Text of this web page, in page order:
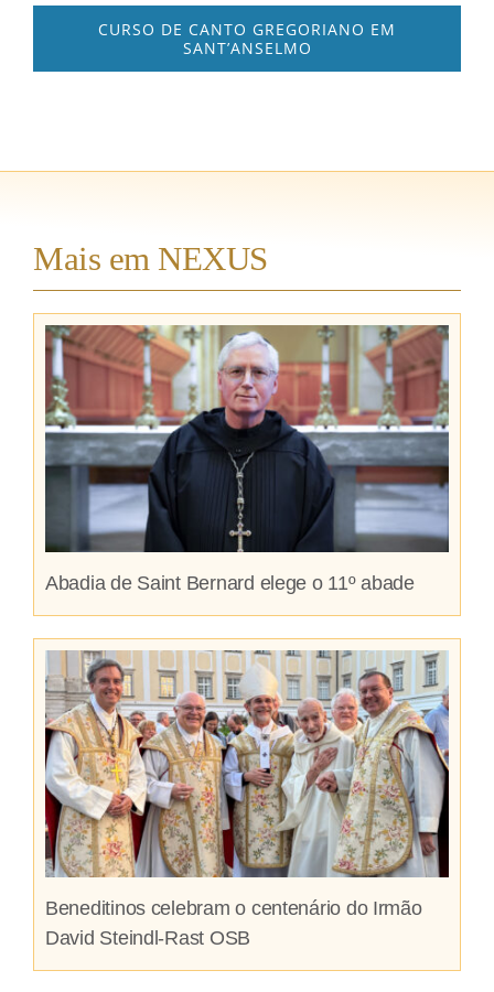
CURSO DE CANTO GREGORIANO EM
SANT’ANSELMO
Mais em NEXUS
Abadia de Saint Bernard elege o 11º abade
Beneditinos celebram o centenário do Irmão
David Steindl-Rast OSB